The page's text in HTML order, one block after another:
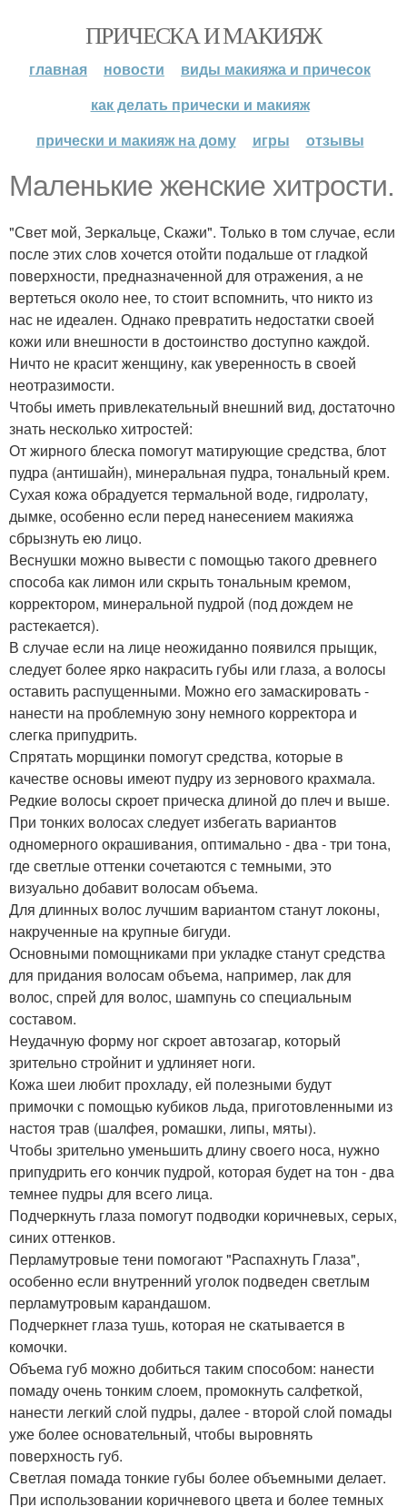
ПРИЧЕСКА И МАКИЯЖ
главная новости
виды макияжа и причесок
как делать прически и макияж
прически и макияж на дому
игры отзывы
Маленькие женские хитрости.
"Свет мой, Зеркальце, Скажи". Только в том случае, если
после этих слов хочется отойти подальше от гладкой
поверхности, предназначенной для отражения, а не
вертеться около нее, то стоит вспомнить, что никто из
нас не идеален. Однако превратить недостатки своей
кожи или внешности в достоинство доступно каждой.
Ничто не красит женщину, как уверенность в своей
неотразимости.
Чтобы иметь привлекательный внешний вид, достаточно
знать несколько хитростей:
От жирного блеска помогут матирующие средства, блот
пудра (антишайн), минеральная пудра, тональный крем.
Сухая кожа обрадуется термальной воде, гидролату,
дымке, особенно если перед нанесением макияжа
сбрызнуть ею лицо.
Веснушки можно вывести с помощью такого древнего
способа как лимон или скрыть тональным кремом,
корректором, минеральной пудрой (под дождем не
растекается).
В случае если на лице неожиданно появился прыщик,
следует более ярко накрасить губы или глаза, а волосы
оставить распущенными. Можно его замаскировать -
нанести на проблемную зону немного корректора и
слегка припудрить.
Спрятать морщинки помогут средства, которые в
качестве основы имеют пудру из зернового крахмала.
Редкие волосы скроет прическа длиной до плеч и выше.
При тонких волосах следует избегать вариантов
одномерного окрашивания, оптимально - два - три тона,
где светлые оттенки сочетаются с темными, это
визуально добавит волосам объема.
Для длинных волос лучшим вариантом станут локоны,
накрученные на крупные бигуди.
Основными помощниками при укладке станут средства
для придания волосам объема, например, лак для
волос, спрей для волос, шампунь со специальным
составом.
Неудачную форму ног скроет автозагар, который
зрительно стройнит и удлиняет ноги.
Кожа шеи любит прохладу, ей полезными будут
примочки с помощью кубиков льда, приготовленными из
настоя трав (шалфея, ромашки, липы, мяты).
Чтобы зрительно уменьшить длину своего носа, нужно
припудрить его кончик пудрой, которая будет на тон - два
темнее пудры для всего лица.
Подчеркнуть глаза помогут подводки коричневых, серых,
синих оттенков.
Перламутровые тени помогают "Распахнуть Глаза",
особенно если внутренний уголок подведен светлым
перламутровым карандашом.
Подчеркнет глаза тушь, которая не скатывается в
комочки.
Объема губ можно добиться таким способом: нанести
помаду очень тонким слоем, промокнуть салфеткой,
нанести легкий слой пудры, далее - второй слой помады
уже более основательный, чтобы выровнять
поверхность губ.
Светлая помада тонкие губы более объемными делает.
При использовании коричневого цвета и более темных